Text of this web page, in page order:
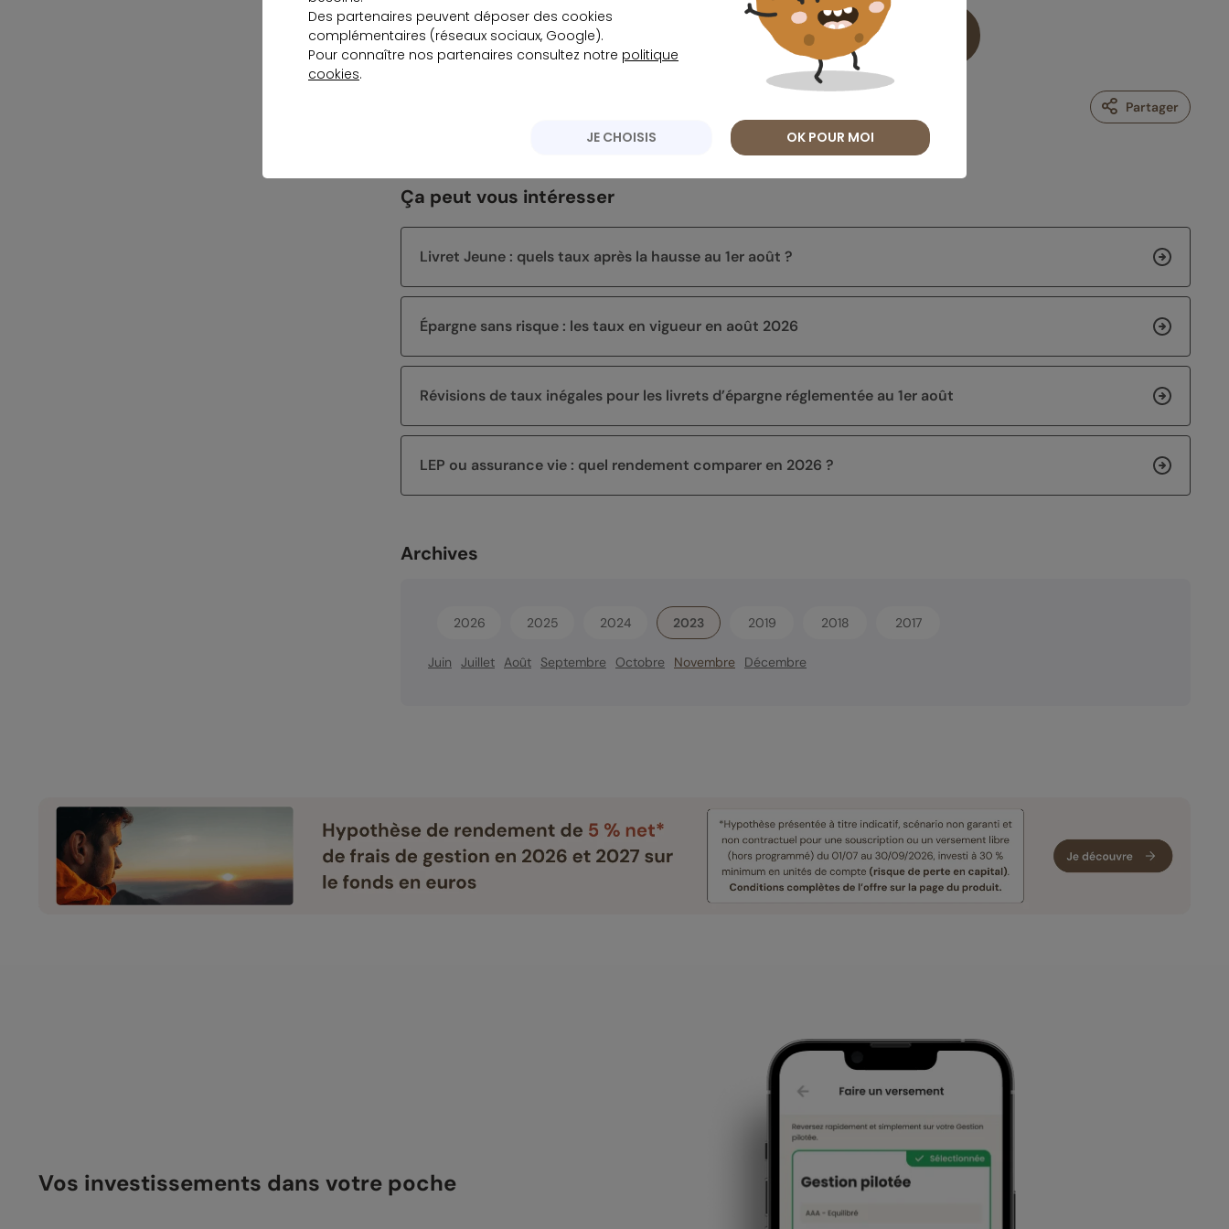
Découvrez le super livret Meilleurtaux
Partager
Ça peut vous intéresser
Livret Jeune : quels taux après la hausse au 1er août ?
Épargne sans risque : les taux en vigueur en août 2026
Révisions de taux inégales pour les livrets d’épargne réglementée au 1er août
LEP ou assurance vie : quel rendement comparer en 2026 ?
Archives
2026 2025 2024 2023 2019 2018 2017
Juin Juillet Août Septembre Octobre Novembre Décembre
Vos investissements dans votre poche
Des partenaires peuvent déposer des cookies
complémentaires (réseaux sociaux, Google).
Pour connaître nos partenaires consultez notre politique
cookies.
JE CHOISIS OK POUR MOI